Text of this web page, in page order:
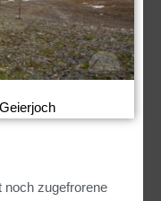
noch zugefrorene